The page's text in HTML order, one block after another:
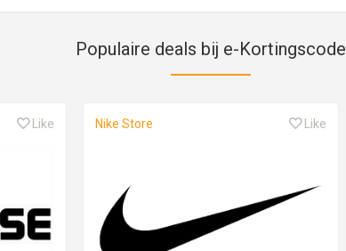
Populaire deals bij e-Kortingscode
Like Nike Store Like